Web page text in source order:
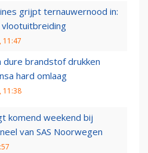
grijpt ternauwernood in:
11:47
dure brandstof drukken
hard omlaag
11:38
komend weekend bij
van SAS Noorwegen